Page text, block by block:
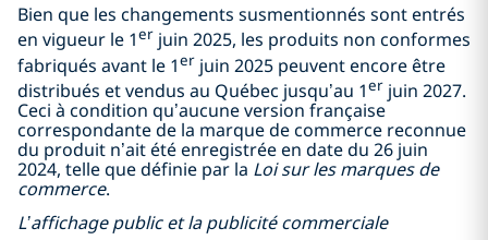
Bien que les changements susmentionnés sont entrés
en vigueur le 1er juin 2025, les produits non conformes
fabriqués avant le 1er juin 2025 peuvent encore être
distribués et vendus au Québec jusqu’au 1er juin 2027.
Ceci à condition qu’aucune version française
correspondante de la marque de commerce reconnue
du produit n’ait été enregistrée en date du 26 juin
2024, telle que définie par la Loi sur les marques de
commerce.
L’affichage public et la publicité commerciale